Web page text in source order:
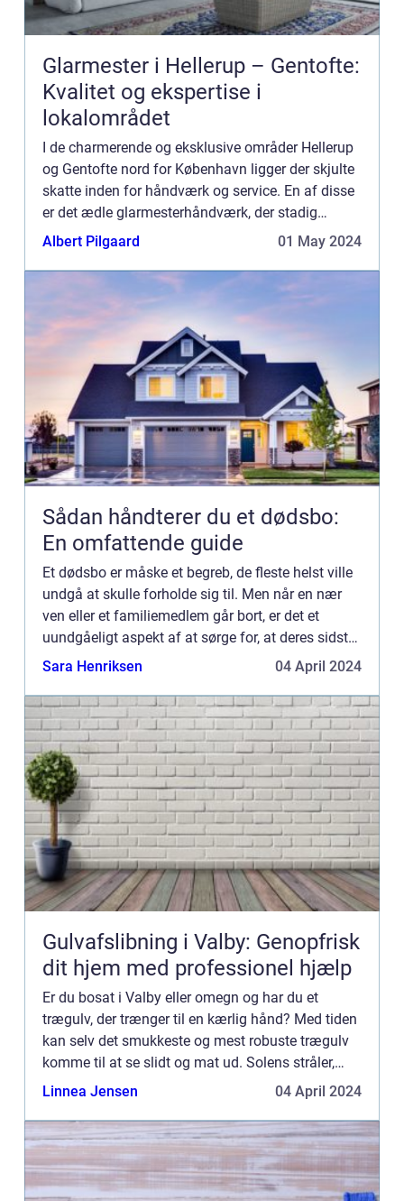
Glarmester i Hellerup – Gentofte:
Kvalitet og ekspertise i
lokalområdet
I de charmerende og eksklusive områder Hellerup
og Gentofte nord for København ligger der skjulte
skatte inden for håndværk og service. En af disse
er det ædle glarmesterhåndværk, der stadig
holdes i hævd af lokale mestre med sans for
Albert Pilgaard 01 May 2024
Sådan håndterer du et dødsbo:
En omfattende guide
Et dødsbo er måske et begreb, de fleste helst ville
undgå at skulle forholde sig til. Men når en nær
ven eller et familiemedlem går bort, er det et
uundgåeligt aspekt af at sørge for, at deres sidste
ønsker æres, og deres ejendele fordeles i
Sara Henriksen 04 April 2024
Gulvafslibning i Valby: Genopfrisk
dit hjem med professionel hjælp
Er du bosat i Valby eller omegn og har du et
trægulv, der trænger til en kærlig hånd? Med tiden
kan selv det smukkeste og mest robuste trægulv
komme til at se slidt og mat ud. Solens stråler,
daglig trafik af fødder og uundgåelige spild kan
Linnea Jensen 04 April 2024